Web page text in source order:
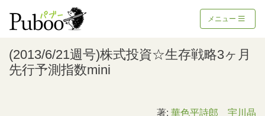
メニュー
(2013/6/21週号)株式投資☆生存戦略3ヶ月
先行予測指数mini
著: 華色平詩郎 宇川晶